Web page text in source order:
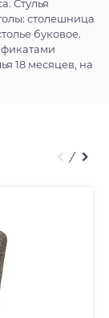
Стулья
столешница
буковое.
18 месяцев, на